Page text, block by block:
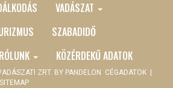
VADÁSZAT
SZABADIDŐ
RÓLUNK KÖZÉRDEKŰ ADATOK
ZRT. BY PANDELON CÉGADATOK
SITEMAP